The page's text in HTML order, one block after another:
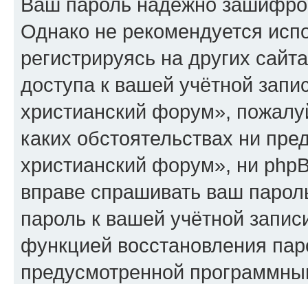
Однако не рекомендуется
регистрируясь на других
доступа к вашей учётной
христианский форум»,
каких обстоятельствах ни
христианский форум», ни
вправе спрашивать ваш
пароль к вашей учётной
функцией восстановления
предусмотренной